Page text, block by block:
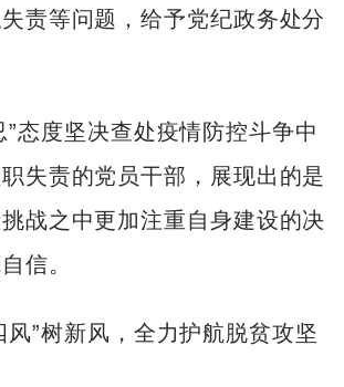
责等问题，给予党纪政务处分
”态度坚决查处疫情防控斗争中
失责的党员干部，展现出的是
战之中更加注重自身建设的决
信。
风”树新风，全力护航脱贫攻坚